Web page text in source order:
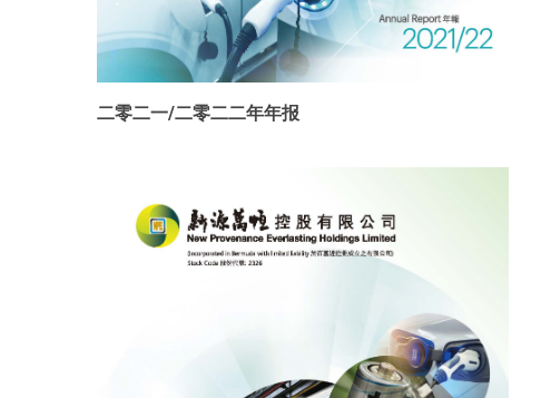
二零二一/二零二二年年报